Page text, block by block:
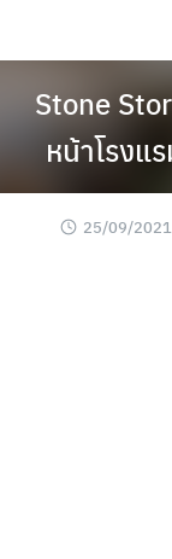
Stone
หน้าโรงแ
25/09/2021